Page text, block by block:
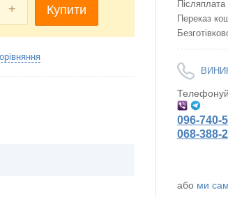
+ Купити
Переказ
096-740-
068-388-
або ми